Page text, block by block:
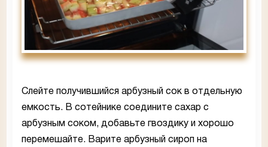
Слейте получившийся арбузный сок в отдельную
емкость. В сотейнике соедините сахар с
арбузным соком, добавьте гвоздику и хорошо
перемешайте. Варите арбузный сироп на